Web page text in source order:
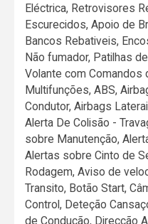
Eléctrica, Retrovisores
Escurecidos, Apoio de
Bancos Rebativeis,
Não fumador, Patilhas
Volante com Comandos
Multifunções, ABS,
Condutor, Airbags
Alerta De Colisão -
sobre Manutenção,
Alertas sobre Cinto de
Rodagem, Aviso de
Transito, Botão Start,
Control, Deteção
de Condução, Direcção